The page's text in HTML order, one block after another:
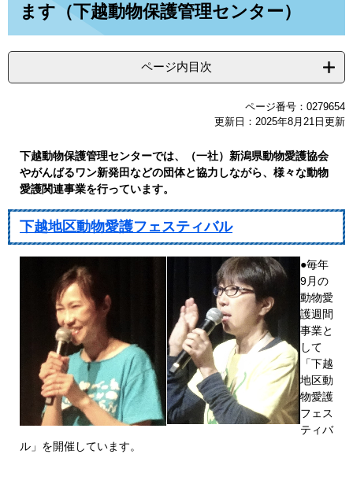
ます（下越動物保護管理センター）
ページ内目次
ページ番号：0279654
更新日：2025年8月21日更新
下越動物保護管理センターでは、（一社）新潟県動物愛護協会
やがんばるワン新発田などの団体と協力しながら、様々な動物
愛護関連事業を行っています。
下越地区動物愛護フェスティバル
●毎年
9月の
動物愛
護週間
事業と
して
「下越
地区動
物愛護
フェス
ティバ
ル」を開催しています。